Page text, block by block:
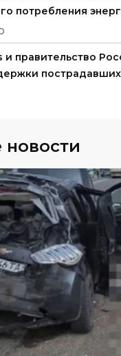
потребления
и правительство